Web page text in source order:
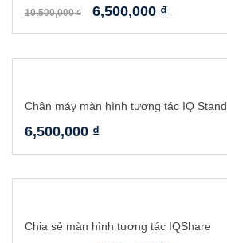
10,500,000₫ 6,500,000 ₫
Chân máy màn hình tương tác IQ Stand
6,500,000 ₫
Chia sẻ màn hình tương tác IQShare